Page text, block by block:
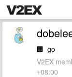
🏢 go
V2EX
+08:00